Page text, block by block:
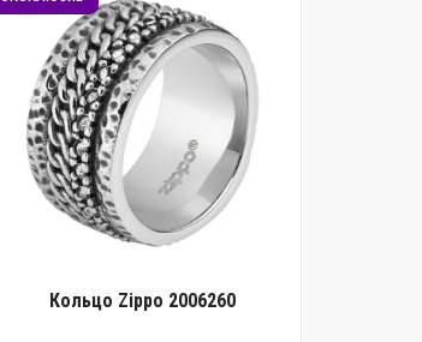
Кольцо Zippo 2006260